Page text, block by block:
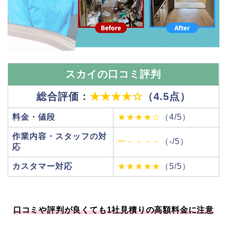
スカイの口コミ評判
総合評価： ★★★★☆ （4.5点）
料金・値段 ★★★★☆ （4/5）
作業内容・スタッフの対
応
ー－－－－ （-/5）
カスタマー対応 ★★★★★ （5/5）
口コミや評判が良くても1社見積りの高額料金に注意